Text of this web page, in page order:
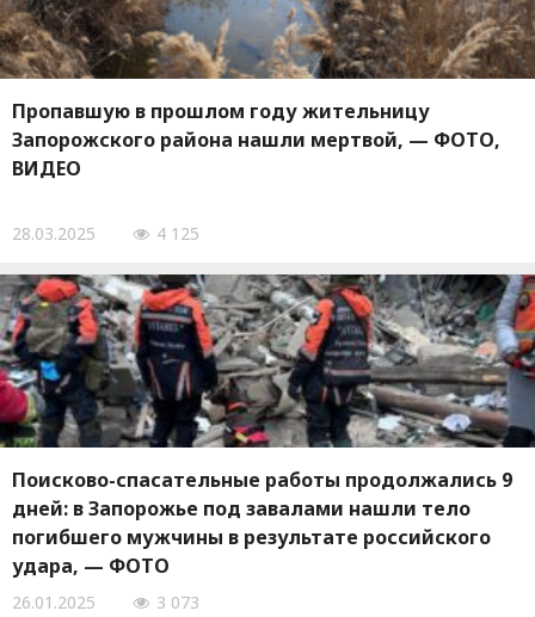
Пропавшую в прошлом году жительницу
Запорожского района нашли мертвой, — ФОТО,
ВИДЕО
28.03.2025 4 125
Поисково-спасательные работы продолжались 9
дней: в Запорожье под завалами нашли тело
погибшего мужчины в результате российского
удара, — ФОТО
26.01.2025 3 073